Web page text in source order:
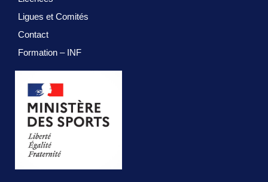
Ligues et Comités
Contact
Formation – INF